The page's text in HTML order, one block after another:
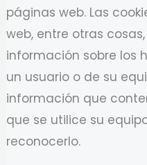
páginas web. Las
web, entre otras
información sobre los
un usuario o de su
información que
que se utilice su
reconocerlo.